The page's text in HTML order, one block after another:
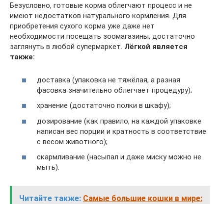
Безусловно, готовые корма облегчают процесс и не
имеют недостатков натурального кормления. Для
приобретения сухого корма уже даже нет
необходимости посещать зоомагазины, достаточно
заглянуть в любой супермаркет. Лёгкой является
также:
доставка (упаковка не тяжёлая, а разная
фасовка значительно облегчает процедуру);
хранение (достаточно полки в шкафу);
дозирование (как правило, на каждой упаковке
написан вес порции и кратность в соответствие
с весом животного);
скармливание (насыпал и даже миску можно не
мыть).
Читайте также: Самые большие кошки в мире: